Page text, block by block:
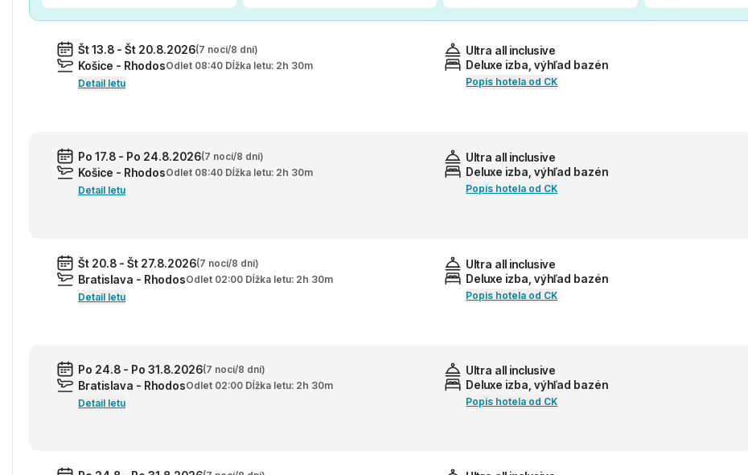
Št 13.8 - Št 20.8.2026(7 nocí/8 dní)
Košice - RhodosOdlet 08:40 Dĺžka letu: 2h 30m
Detail letu
Ultra all inclusive
Deluxe izba, výhľad bazén
Popis hotela od CK
Po 17.8 - Po 24.8.2026(7 nocí/8 dní)
Košice - RhodosOdlet 08:40 Dĺžka letu: 2h 30m
Detail letu
Ultra all inclusive
Deluxe izba, výhľad bazén
Popis hotela od CK
Št 20.8 - Št 27.8.2026(7 nocí/8 dní)
Bratislava - RhodosOdlet 02:00 Dĺžka letu: 2h 30m
Detail letu
Ultra all inclusive
Deluxe izba, výhľad bazén
Popis hotela od CK
Po 24.8 - Po 31.8.2026(7 nocí/8 dní)
Bratislava - RhodosOdlet 02:00 Dĺžka letu: 2h 30m
Detail letu
Ultra all inclusive
Deluxe izba, výhľad bazén
Popis hotela od CK